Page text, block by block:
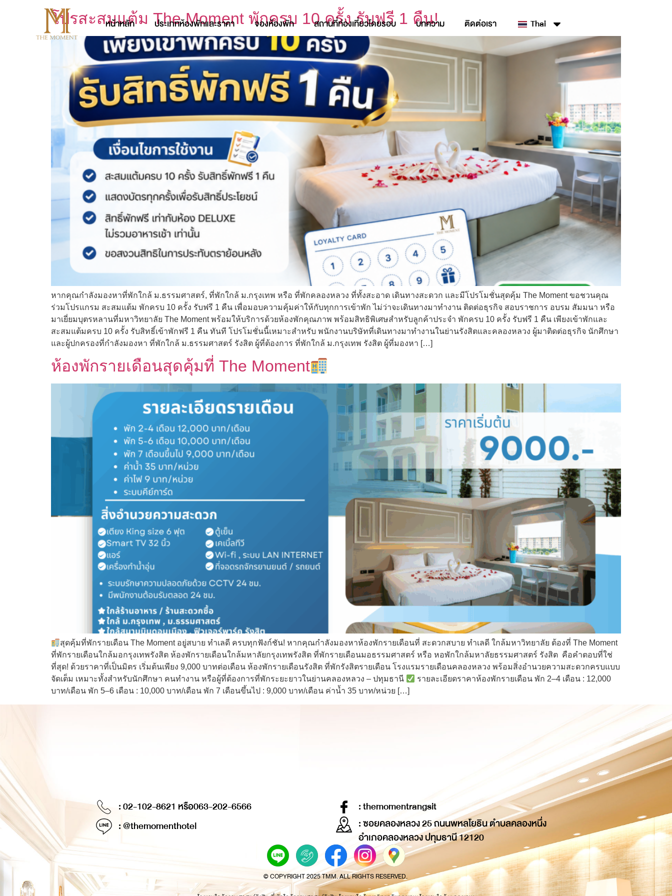
หน้าหลัก ประเภทห้องพักและราคา จองห้องพัก สถานที่ท่องเที่ยวโดยรอบ บทความ ติดต่อเรา Thai
โปรสะสมแต้ม The Moment พักครบ 10 ครั้ง รับฟรี 1 คืน!
หากคุณกำลังมองหาที่พักใกล้ ม.ธรรมศาสตร์, ที่พักใกล้ ม.กรุงเทพ หรือ ที่พักคลองหลวง ที่ทั้งสะอาด เดินทางสะดวก และมีโปรโมชั่นสุดคุ้ม The Moment ขอชวนคุณ
ร่วมโปรแกรม สะสมแต้ม พักครบ 10 ครั้ง รับฟรี 1 คืน เพื่อมอบความคุ้มค่าให้กับทุกการเข้าพัก ไม่ว่าจะเดินทางมาทำงาน ติดต่อธุรกิจ สอบราชการ อบรม สัมมนา หรือ
มาเยี่ยมบุตรหลานที่มหาวิทยาลัย The Moment พร้อมให้บริการด้วยห้องพักคุณภาพ พร้อมสิทธิพิเศษสำหรับลูกค้าประจำ พักครบ 10 ครั้ง รับฟรี 1 คืน เพียงเข้าพักและ
สะสมแต้มครบ 10 ครั้ง รับสิทธิ์เข้าพักฟรี 1 คืน ทันที โปรโมชั่นนี้เหมาะสำหรับ พนักงานบริษัทที่เดินทางมาทำงานในย่านรังสิตและคลองหลวง ผู้มาติดต่อธุรกิจ นักศึกษา
และผู้ปกครองที่กำลังมองหา ที่พักใกล้ ม.ธรรมศาสตร์ รังสิต ผู้ที่ต้องการ ที่พักใกล้ ม.กรุงเทพ รังสิต ผู้ที่มองหา […]
ห้องพักรายเดือนสุดคุ้มที่ The Moment
สุดคุ้มที่พักรายเดือน The Moment อยู่สบาย ทำเลดี ครบทุกฟังก์ชัน! หากคุณกำลังมองหาห้องพักรายเดือนที่ สะดวกสบาย ทำเลดี ใกล้มหาวิทยาลัย ต้องที่ The Moment
ที่พักรายเดือนใกล้มอกรุงเทพรังสิต ห้องพักรายเดือนใกล้มหาลัยกรุงเทพรังสิต ที่พักรายเดือนมอธรรมศาสตร์ หรือ หอพักใกล้มหาลัยธรรมศาสตร์ รังสิต คือคำตอบที่ใช่
ที่สุด! ด้วยราคาที่เป็นมิตร เริ่มต้นเพียง 9,000 บาทต่อเดือน ห้องพักรายเดือนรังสิต ที่พักรังสิตรายเดือน โรงแรมรายเดือนคลองหลวง พร้อมสิ่งอำนวยความสะดวกครบแบบ
จัดเต็ม เหมาะทั้งสำหรับนักศึกษา คนทำงาน หรือผู้ที่ต้องการที่พักระยะยาวในย่านคลองหลวง – ปทุมธานี
รายละเอียดราคาห้องพักรายเดือน พัก 2–4 เดือน : 12,000
บาท/เดือน พัก 5–6 เดือน : 10,000 บาท/เดือน พัก 7 เดือนขึ้นไป : 9,000 บาท/เดือน ค่าน้ำ 35 บาท/หน่วย […]
: 02-102-8621 หรือ063-202-6566
: @themomenthotel
: themomentrangsit
: ซอยคลองหลวง 25 ถนนพหลโยธิน ตำบลคลองหนึ่ง
อำเภอคลองหลวง ปทุมธานี 12120
© COPYRIGHT 2025 TMM. ALL RIGHTS RESERVED.